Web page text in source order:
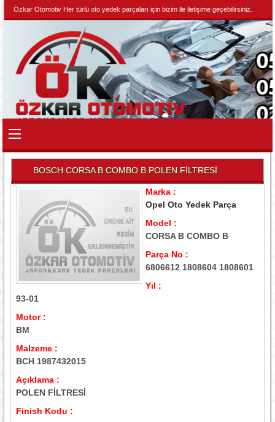
Özkar Otomotiv Her türlü oto yedek parçaları için bizim ile iletişime geçebilirsiniz.
BOSCH CORSA B COMBO B POLEN FİLTRESİ
Marka :
Opel Oto Yedek Parça
Model :
CORSA B COMBO B
Parça No :
6806612 1808604 1808601
Yıl :
93-01
Motor :
BM
Malzeme :
BCH 1987432015
Açıklama :
POLEN FİLTRESİ
Finish Kodu :